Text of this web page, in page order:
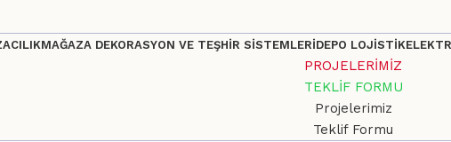
MAĞAZA DEKORASYON VE TEŞHİR SİSTEMLERİDEPO LOJİSTİK
PROJELERİMİZ
TEKLİF FORMU
Projelerimiz
Teklif Formu